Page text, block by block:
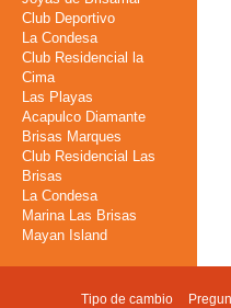
Club Deportivo
La Condesa
Club Residencial la
Cima
Las Playas
Acapulco Diamante
Brisas Marques
Club Residencial Las
Brisas
La Condesa
Marina Las Brisas
Mayan Island
Tipo de cambio